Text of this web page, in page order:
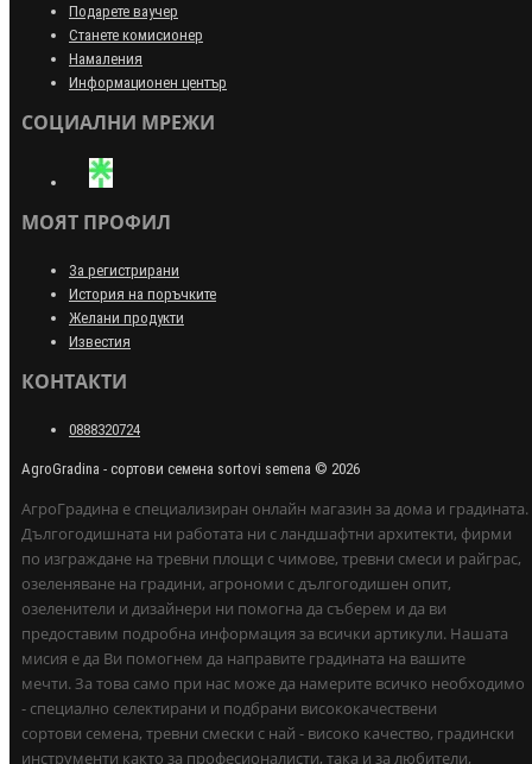
Подарете ваучер
Станете комисионер
Намаления
Информационен център
СОЦИАЛНИ МРЕЖИ
МОЯТ ПРОФИЛ
За регистрирани
История на поръчките
Желани продукти
Известия
КОНТАКТИ
0888320724
AgroGradina - сортови семена sortovi semena © 2026
АгроГрадина е специализиран онлайн магазин за дома и градината.
Дългогодишната ни работата ни с ландшафтни архитекти, фирми
по изграждане на тревни площи с чимове, тревни смеси и райграс,
озеленяване на градини, агрономи с дългогодишен опит,
озеленители и дизайнери ни помогна да съберем и да ви
предоставим подробна информация за всички артикули. Нашата
мисия е да Ви помогнем да направите градината на вашите
мечти. За това само при нас може да намерите всичко необходимо
- специално селектирани и подбрани висококачествени
сортови семена, тревни смески с най - високо качество, градински
инструменти както за професионалисти, така и за любители,